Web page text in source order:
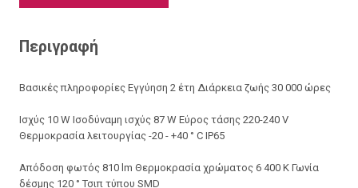
Περιγραφή
Βασικές πληροφορίες Εγγύηση 2 έτη Διάρκεια ζωής 30 000 ώρες
Ισχύς 10 W Ισοδύναμη ισχύς 87 W Εύρος τάσης 220-240 V
Θερμοκρασία λειτουργίας -20 - +40 ° C IP65
Απόδοση φωτός 810 lm Θερμοκρασία χρώματος 6 400 K Γωνία
δέσμης 120 ° Τσιπ τύπου SMD